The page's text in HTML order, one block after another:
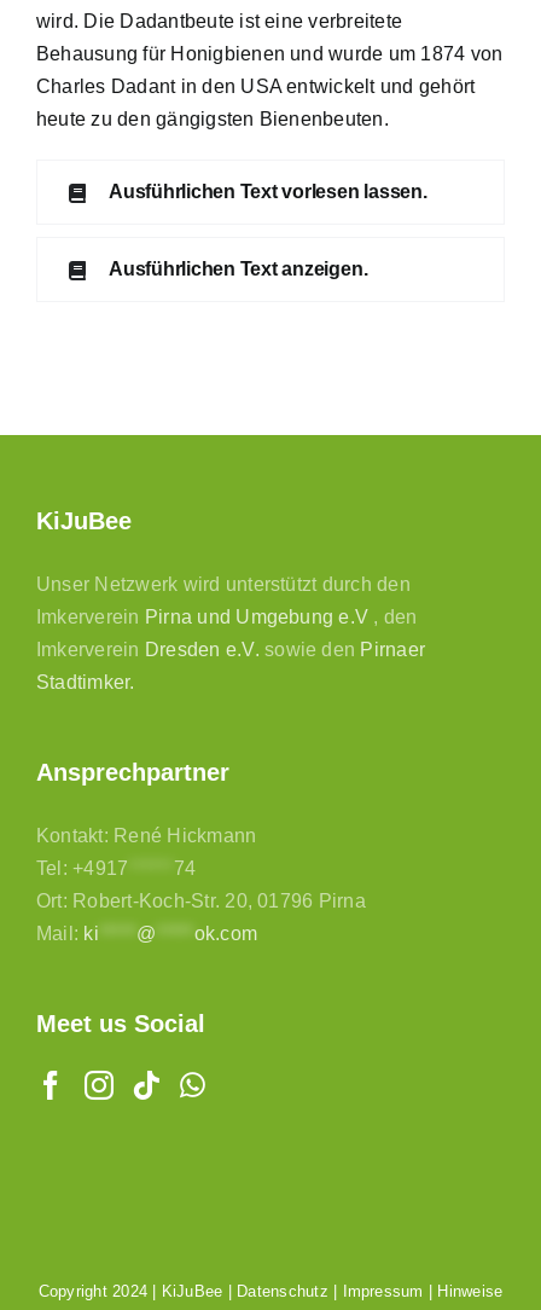
wird. Die Dadantbeute ist eine verbreitete
Behausung für Honigbienen und wurde um 1874 von
Charles Dadant in den USA entwickelt und gehört
heute zu den gängigsten Bienenbeuten.
Ausführlichen Text vorlesen lassen.
Ausführlichen Text anzeigen.
KiJuBee
Unser Netzwerk wird unterstützt durch den
Imkerverein Pirna und Umgebung e.V , den
Imkerverein Dresden e.V. sowie den Pirnaer
Stadtimker.
Ansprechpartner
Kontakt: René Hickmann
Tel:+4917
74
Ort: Robert-Koch-Str. 20, 01796 Pirna
Mail: ki @ ok.com
Meet us Social
Copyright 2024 | KiJuBee Datenschutz Impressum
Hinweise